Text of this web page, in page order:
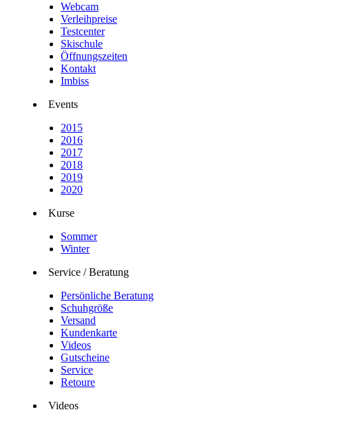
Webcam
Verleihpreise
Testcenter
Skischule
Öffnungszeiten
Kontakt
Imbiss
Events
2015
2016
2017
2018
2019
2020
Kurse
Sommer
Winter
Service / Beratung
Persönliche Beratung
Schuhgröße
Versand
Kundenkarte
Videos
Gutscheine
Service
Retoure
Videos